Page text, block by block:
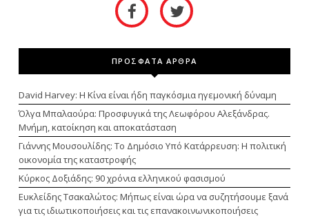
ΠΡΟΣΦΑΤΑ ΑΡΘΡΑ
David Harvey: Η Κίνα είναι ήδη παγκόσμια ηγεμονική δύναμη
Όλγα Μπαλαούρα: Προσφυγικά της Λεωφόρου Αλεξάνδρας.
Μνήμη, κατοίκηση και αποκατάσταση
Γιάννης Μουσουλίδης: Το Δημόσιο Υπό Κατάρρευση: Η πολιτική
οικονομία της καταστροφής
Κύρκος Δοξιάδης: 90 χρόνια ελληνικού φασισμού
Ευκλείδης Τσακαλώτος: Μήπως είναι ώρα να συζητήσουμε ξανά
για τις ιδιωτικοποιήσεις και τις επανακοινωνικοποιήσεις